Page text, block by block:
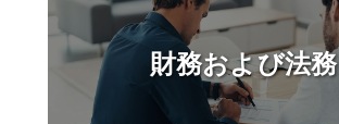
財務および法務